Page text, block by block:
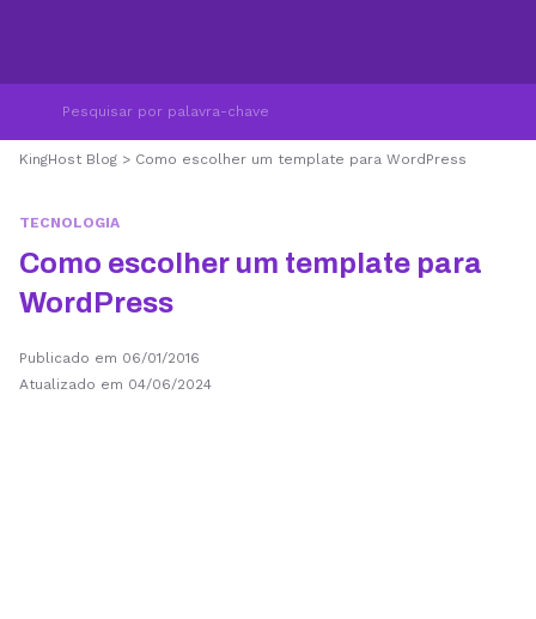
KingHost Blog > Como escolher um template para WordPress
TECNOLOGIA
Como escolher um template para
WordPress
Publicado em 06/01/2016
Atualizado em 04/06/2024